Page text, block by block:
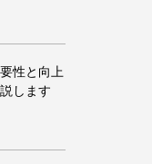
性と向上
します